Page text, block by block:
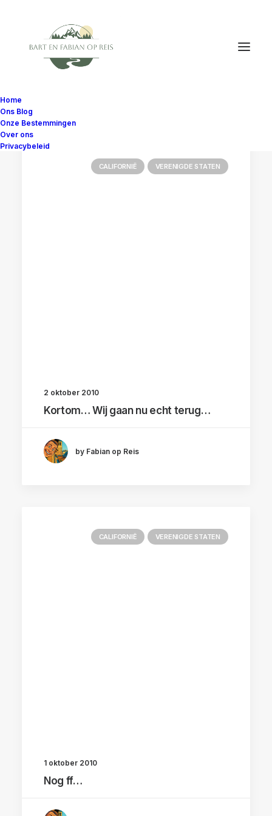
Home
Ons Blog
Onze Bestemmingen
Over ons
Privacybeleid
CALIFORNIË VERENIGDE STATEN
2 oktober 2010
Kortom… Wij gaan nu echt terug…
by Fabian op Reis
CALIFORNIË VERENIGDE STATEN
1 oktober 2010
Nog ff…